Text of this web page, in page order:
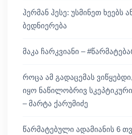
ჰერმან ჰესე: უსმინეთ ხეებს
ბედნიერება
მაკა ჩარკვიანი –
როცა ამ გადაცემას
იყო ნაწილობრივ
– მარტა ქარუმიძე
წარმატებული ადამიანის 6